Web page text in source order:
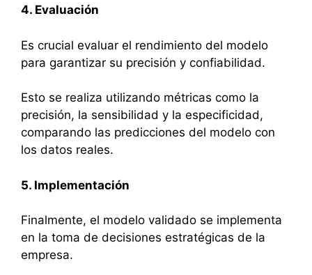
4. Evaluación
Es crucial evaluar el rendimiento del modelo
para garantizar su precisión y confiabilidad.
Esto se realiza utilizando métricas como la
precisión, la sensibilidad y la especificidad,
comparando las predicciones del modelo con
los datos reales.
5. Implementación
Finalmente, el modelo validado se implementa
en la toma de decisiones estratégicas de la
empresa.